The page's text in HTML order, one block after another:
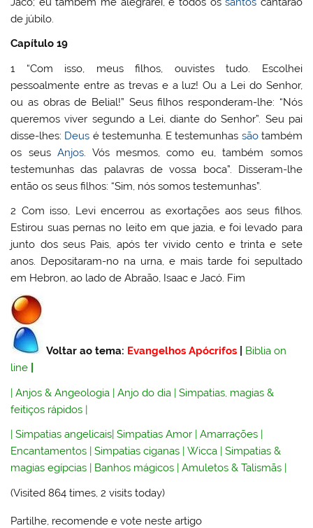
de júbilo.
Capítulo 19
1 “Com isso, meus filhos, ouvistes tudo. Escolhei
pessoalmente entre as trevas e a luz! Ou a Lei do Senhor,
ou as obras de Belial!” Seus filhos responderam-lhe: “Nós
queremos viver segundo a Lei, diante do Senhor”. Seu pai
disse-lhes: Deus é testemunha. E testemunhas sãotambém
os seusAnjos . Vós mesmos, como eu, também somos
testemunhas das palavras de vossa boca”. Disseram-lhe
então os seus filhos: “Sim, nós somos testemunhas”.
2 Com isso, Levi encerrou as exortações aos seus filhos.
Estirou suas pernas no leito em que jazia, e foi levado para
junto dos seus Pais, após ter vivido cento e trinta e sete
anos. Depositaram-no na urna, e mais tarde foi sepultado
em Hebron, ao lado de Abraão, Isaac e Jacó. Fim
Voltar ao tema: Evangelhos Apócrifos
Biblia on
line
|Anjos & Angeologia |Anjo do dia |Simpatias, magias &
feitiços rápidos |
|Simpatias angelicais|Simpatias Amor |Amarrações |
Encantamentos |Simpatias ciganas |Wicca |Simpatias &
magias egípcias | Banhos mágicos |Amuletos & Talismãs |
(Visited 864 times, 2 visits today)
Partilhe, recomende e vote neste artigo